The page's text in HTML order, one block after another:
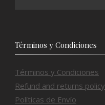
Términos y Condiciones
Términos y Condiciones
Refund and returns policy
Políticas de Envío